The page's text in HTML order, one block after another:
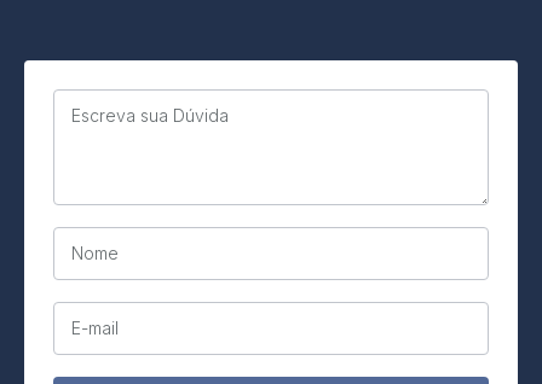
Escreva sua Dúvida
Nome
E-mail